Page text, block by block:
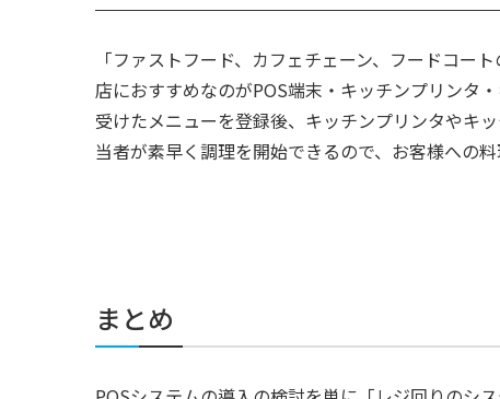
「ファストフード、カフェチェーン、フードコー
店におすすめなのがPOS端末・キッチンプリンタ
受けたメニューを登録後、キッチンプリンタやキ
当者が素早く調理を開始できるので、お客様への
まとめ